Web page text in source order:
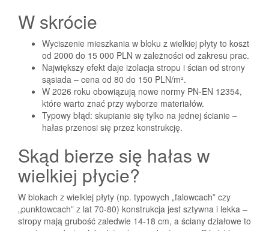
W skrócie
Wyciszenie mieszkania w bloku z wielkiej płyty to koszt
od 2000 do 15 000 PLN w zależności od zakresu prac.
Największy efekt daje izolacja stropu i ścian od strony
sąsiada – cena od 80 do 150 PLN/m².
W 2026 roku obowiązują nowe normy PN-EN 12354,
które warto znać przy wyborze materiałów.
Typowy błąd: skupianie się tylko na jednej ścianie –
hałas przenosi się przez konstrukcję.
Skąd bierze się hałas w
wielkiej płycie?
W blokach z wielkiej płyty (np. typowych „falowcach” czy
„punktowcach” z lat 70-80) konstrukcja jest sztywna i lekka –
stropy mają grubość zaledwie 14-18 cm, a ściany działowe to